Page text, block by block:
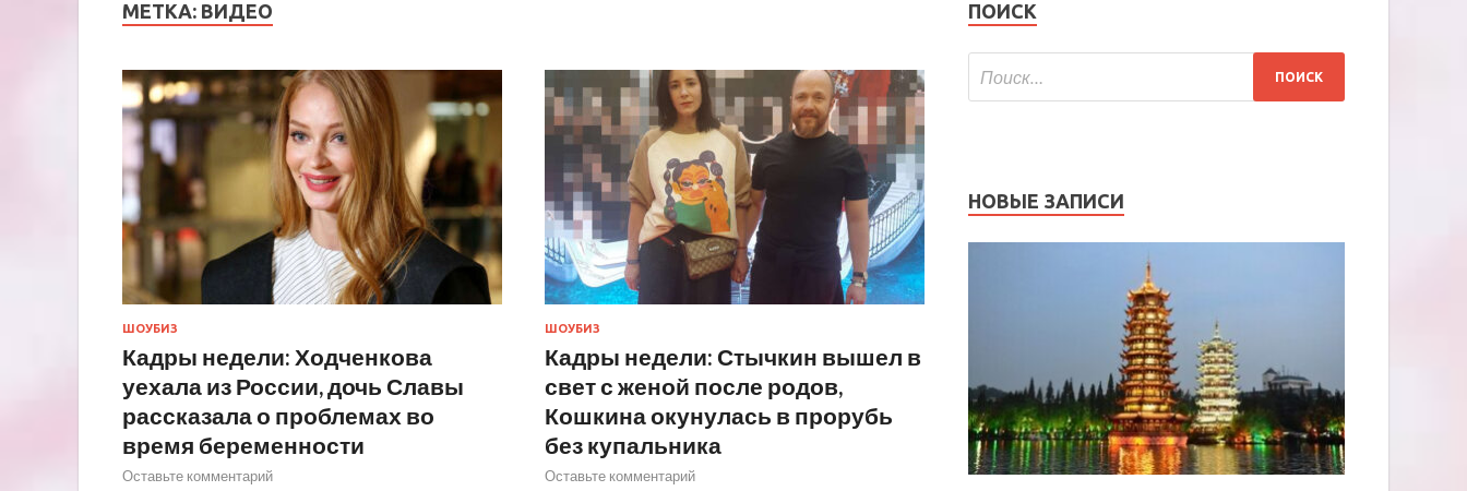
МЕТКА: ВИДЕО
ШОУБИЗ
Кадры недели: Ходченкова
уехала из России, дочь Славы
рассказала о проблемах во
время беременности
Оставьте комментарий
ШОУБИЗ
Кадры недели: Стычкин вышел в
свет с женой после родов,
Кошкина окунулась в прорубь
без купальника
Оставьте комментарий
ПОИСК
НОВЫЕ ЗАПИСИ